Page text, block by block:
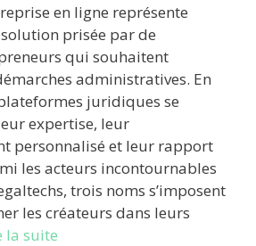
en ligne représente
prisée par de
qui souhaitent
administratives. En
juridiques se
expertise, leur
personnalisé et leur rapport
les acteurs incontournables
trois noms s’imposent
les créateurs dans leurs
la suite